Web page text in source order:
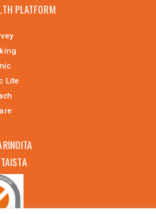
PLATFORM
Lite